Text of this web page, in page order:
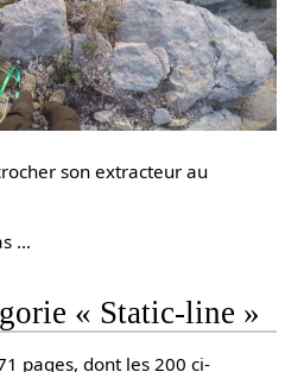
son extracteur au
...
« Static-line »
pages, dont les 200 ci-